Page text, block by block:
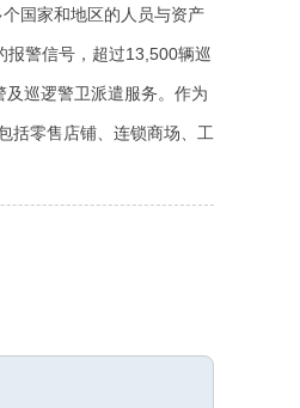
国家和地区的人员与资产
报警信号，超过13,500辆巡
巡逻警卫派遣服务。作为
括零售店铺、连锁商场、工